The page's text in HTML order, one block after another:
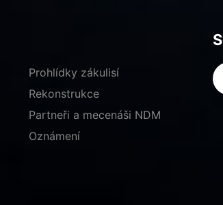
Prohlídky zákulisí
Rekonstrukce
Partneři a mecenáši NDM
Oznámení